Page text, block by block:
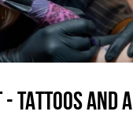
TATTOOS AND